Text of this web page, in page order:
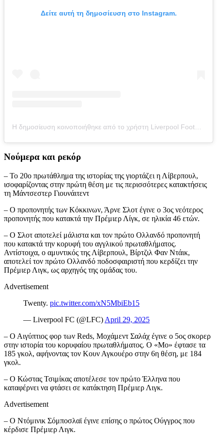
Δείτε αυτή τη δημοσίευση στο Instagram.
Η δημοσίευση κοινοποιήθηκε από το χρήστη Liverpool Football Club (@liverpoolfc)
Νούμερα και ρεκόρ
– Το 20ο πρωτάθλημα της ιστορίας της γιορτάζει η Λίβερπουλ,
ισοφαρίζοντας στην πρώτη θέση με τις περισσότερες κατακτήσεις
τη Μάντσεστερ Γιουνάιτεντ
– Ο προπονητής των Κόκκινων, Άρνε Σλοτ έγινε ο 3ος νεότερος
προπονητής που κατακτά την Πρέμιερ Λίγκ, σε ηλικία 46 ετών.
– Ο Σλοτ αποτελεί μάλιστα και τον πρώτο Ολλανδό προπονητή
που κατακτά την κορυφή του αγγλικού πρωταθλήματος.
Αντίστοιχα, ο αμυντικός της Λίβερπουλ, Βίρτζιλ Φαν Ντάικ,
αποτελεί τον πρώτο Ολλανδό ποδοσφαιριστή που κερδίζει την
Πρέμιερ Λιγκ, ως αρχηγός της ομάδας του.
Advertisement
Twenty. pic.twitter.com/xN5MbiEb15
— Liverpool FC (@LFC) April 29, 2025
– Ο Αιγύπτιος φορ των Reds, Μοχάμεντ Σαλάχ έγινε ο 5ος σκορερ
στην ιστορία του κορυφαίου πρωταθλήματος. Ο «Μο» έφτασε τα
185 γκολ, αφήνοντας τον Κουν Αγκουέρο στην 6η θέση, με 184
γκολ.
– Ο Κώστας Τσιμίκας αποτέλεσε τον πρώτο Έλληνα που
καταφέρνει να φτάσει σε κατάκτηση Πρέμιερ Λιγκ.
Advertisement
– Ο Ντόμινικ Σόμποσλαϊ έγινε επίσης ο πρώτος Ούγγρος που
κέρδισε Πρέμιερ Λιγκ.